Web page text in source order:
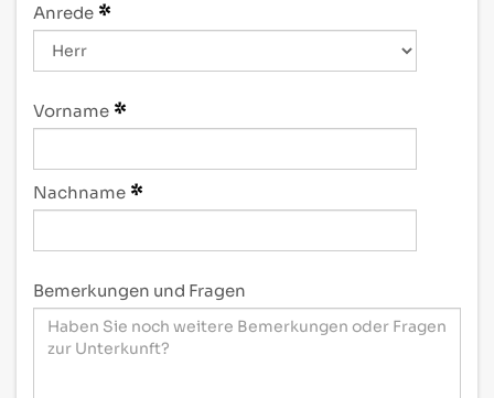
Anrede
Vorname
Nachname
Bemerkungen und Fragen